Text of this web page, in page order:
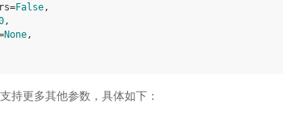
=False,
,
None,
持更多其他参数，具体如下：